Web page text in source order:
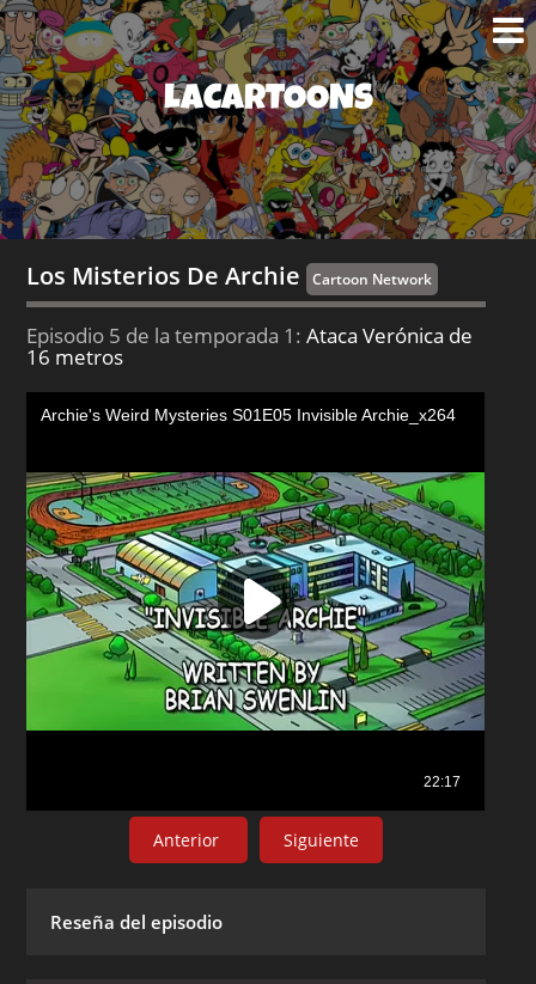
LACARTOONS
Los Misterios De Archie Cartoon Network
Episodio 5 de la temporada 1:Ataca Verónica de
16 metros
Anterior Siguiente
Reseña del episodio